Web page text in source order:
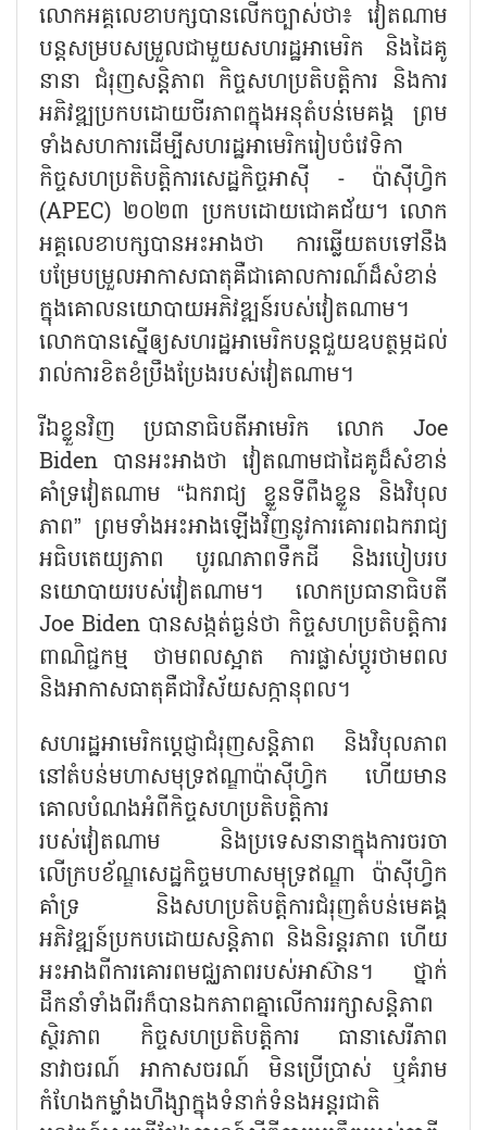
លោកអគ្គលេខាបក្សបានលើកច្បាស់ថា៖ វៀតណាម
បន្តសម្របសម្រួលជាមួយសហរដ្ឋអាមេរិក និងដៃគូ
នានា ជំរុញសន្តិភាព កិច្ចសហប្រតិបត្តិការ និងការ
អភិវឌ្ឍប្រកបដោយចីរភាពក្នុងអនុតំបន់មេគង្គ ព្រម
ទាំងសហការដើម្បីសហរដ្ឋអាមេរិករៀបចំវេទិកា
កិច្ចសហប្រតិបត្តិការសេដ្ឋកិច្ចអាស៊ី - ប៉ាស៊ីហ្វិក
(APEC) ២០២៣ ប្រកបដោយជោគជ័យ។ លោក
អគ្គលេខាបក្សបានអះអាងថា ការឆ្លើយតបទៅនឹង
បម្រែបម្រួលអាកាសធាតុគឺជាគោលការណ៍ដ៏សំខាន់
ក្នុងគោលនយោបាយអភិវឌ្ឍន៍របស់វៀតណាម។
លោកបានស្នើឲ្យសហរដ្ឋអាមេរិកបន្តជួយឧបត្ថម្ភដល់
រាល់ការខិតខំប្រឹងប្រែងរបស់វៀតណាម។
រីឯខ្លួនវិញ ប្រធានាធិបតីអាមេរិក លោក Joe
Biden បានអះអាងថា វៀតណាមជាដៃគូដ៏សំខាន់
គាំទ្រវៀតណាម “ឯករាជ្យ ខ្លួនទីពឹងខ្លួន និងវិបុល
ភាព” ព្រមទាំងអះអាងឡើងវិញនូវការគោរពឯករាជ្យ
អធិបតេយ្យភាព បូរណភាពទឹកដី និងរបៀបរប
នយោបាយរបស់វៀតណាម។ លោកប្រធានាធិបតី
Joe Biden បានសង្កត់ធ្ងន់ថា កិច្ចសហប្រតិបត្តិការ
ពាណិជ្ជកម្ម ថាមពលស្អាត ការផ្លាស់ប្តូរថាមពល
និងអាកាសធាតុគឺជាវិស័យសក្កានុពល។
សហរដ្ឋអាមេរិកប្តេជ្ញាជំរុញសន្តិភាព និងវិបុលភាព
នៅតំបន់មហាសមុទ្រឥណ្ឌាប៉ាស៊ីហ្វិក ហើយមាន
គោលបំណងអំពីកិច្ចសហប្រតិបត្តិការ
របស់វៀតណាម និងប្រទេសនានាក្នុងការចរចា
លើក្របខ័ណ្ឌសេដ្ឋកិច្ចមហាសមុទ្រឥណ្ឌា ប៉ាស៊ីហ្វិក
គាំទ្រ និងសហប្រតិបត្តិការជំរុញតំបន់មេគង្គ
អភិវឌ្ឍន៍ប្រកបដោយសន្តិភាព និងនិរន្តរភាព ហើយ
អះអាងពីការគោរពមជ្ឈភាពរបស់អាស៊ាន។ ថ្នាក់
ដឹកនាំទាំងពីរក៏បានឯកភាពគ្នាលើការរក្សាសន្តិភាព
ស្ថិរភាព កិច្ចសហប្រតិបត្តិការ ធានាសេរីភាព
នាវាចរណ៍ អាកាសចរណ៍ មិនប្រើប្រាស់ ឬគំរាម
កំហែងកម្លាំងហឹង្សាក្នុងទំនាក់ទំនងអន្តរជាតិ